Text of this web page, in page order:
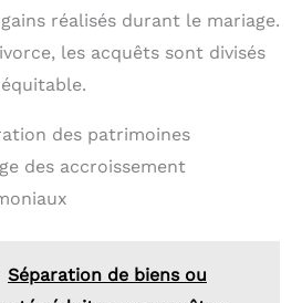
réalisés durant le mariage.
les acquêts sont divisés
des patrimoines
des accroissement
Séparation de biens ou